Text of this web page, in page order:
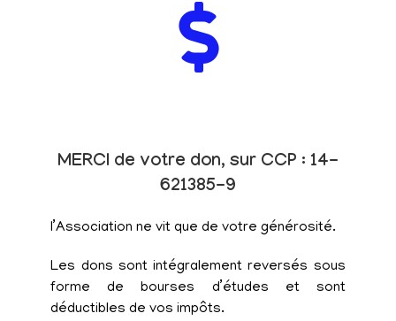
MERCI de votre don, sur CCP : 14-
621385-9
l’Association ne vit que de votre générosité.
Les dons sont intégralement reversés sous
forme de bourses d’études et sont
déductibles de vos impôts.